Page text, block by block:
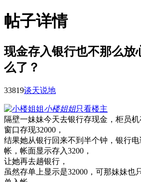
帖子详情
现金存入银行也不那么放
么了？
33819谈天说地
小楼姐姐只看楼主
隔壁一妹妹今天去银行存现金，柜员
窗口存现32000，
结果她从银行回来不到半个钟，银行
帐，帐面显示存入3200，
让她再去趟银行，
虽然存单上显示是32000，可那妹妹也